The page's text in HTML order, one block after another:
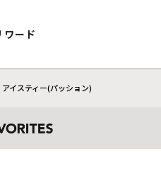
ワード
アイスティー(パッション)